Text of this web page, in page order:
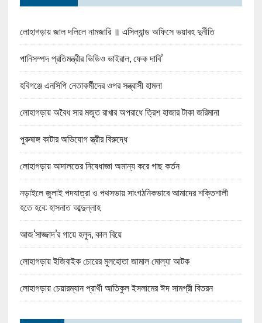
লোহাগড়ায় জাল দলিলে নামজারি ॥ এসিল্যান্ড অফিসে ভয়াবহ দুর্নীতি
পানিসম্পদ প্রতিমন্ত্রীর ভিডিও ভাইরাল, ফেক দাবি’
হবিগঞ্জে এনসিপি নেতাকর্মীদের ওপর সন্ত্রাসী হামলা
লোহাগড়ায় অবৈধ সার মজুত রাখার অপরাধে ত্রিশ হাজার টাকা জরিমানা
পুরুষাঙ্গ কাটার অভিযোগ স্ত্রীর বিরুদ্ধে
লোহাগড়ায় আদালতের নিষেধাজ্ঞা অমান্য করে গাছ কর্তন
নড়াইলে জুলাই পদযাত্রা ও পথসভায় সাংগঠনিকভাবে আমাদের শক্তিশালী
হতে হবে: হাসনাত আব্দুল্লাহ
আজ‘সাজ্জাদ’র গায়ে হলুদ, কাল বিয়ে
লোহাগড়ায় ইজিবাইক চোরের মুলহোতা জামাল মোল্যা আটক
লোহাগড়ায় চেয়ারম্যান প্রার্থী আতিকুল ইসলামের ঈদ সামগ্রী বিতরন